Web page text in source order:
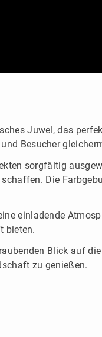
Juwel, das
Besucher
sorgfältig
Die
einladende
bieten.
Blick auf
zu genießen.